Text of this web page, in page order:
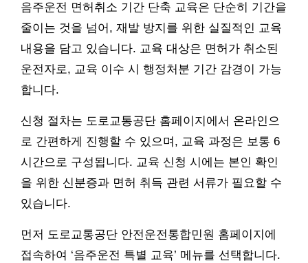
음주운전 면허취소 기간 단축 교육은 단순히 기간을
줄이는 것을 넘어, 재발 방지를 위한 실질적인 교육
내용을 담고 있습니다. 교육 대상은 면허가 취소된
운전자로, 교육 이수 시 행정처분 기간 감경이 가능
합니다.
신청 절차는 도로교통공단 홈페이지에서 온라인으
로 간편하게 진행할 수 있으며, 교육 과정은 보통 6
시간으로 구성됩니다. 교육 신청 시에는 본인 확인
을 위한 신분증과 면허 취득 관련 서류가 필요할 수
있습니다.
먼저 도로교통공단 안전운전통합민원 홈페이지에
접속하여 ‘음주운전 특별 교육’ 메뉴를 선택합니다.